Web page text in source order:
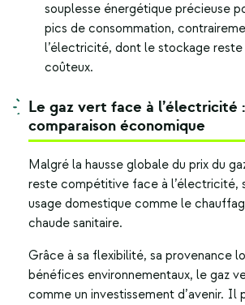
souplesse énergétique précieuse
pics de consommation,
l’électricité, dont le stockage
coûteux.
Le gaz vert face à l’électricité :
comparaison économique
Malgré la hausse globale du prix du
reste compétitive face à l’électricité,
usage domestique comme le
chaude sanitaire.
Grâce à sa flexibilité, sa provenance
bénéfices environnementaux, le gaz
comme un investissement d’avenir. Il